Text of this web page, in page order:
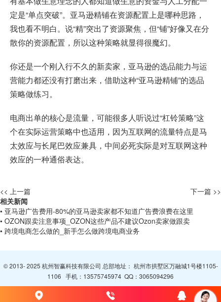
定是“单点突破”。亚马逊精铺在资源配置上是哪种思路，
我也看不明白。说“精”突出了资源聚焦，但“铺”好像又在分
散你的资源配置，所以这种策略就显得很魔幻。
你还是一个刚入行不久的新卖家，亚马逊的选品能力与运
营能力都还没有打磨出来，借助这种“亚马逊精铺”的选品
策略做练习。
电商出单的核心是流量，可能很多人听说过“杠铃策略”这
个在实际运营策略中也适用，因为互联网的流量特点是马
太效应与长尾巴效应兼具，中间必死实际是对互联网这种
效应的一种通俗表达。
<< 上一篇
下一篇 >>
相关新闻
• 亚马逊广告费用-80%的亚马逊卖家都不知道广告费浪费在这里
• OZON跟卖注意事项_OZON这些产品不建议Ozon卖家做跟卖
• 跨境电商怎么做的_新手怎么做跨境电商业务
© 2013- 2025 杭州智赢科技有限公司 总部地址： 杭州市拱墅区万融城1号楼1105-
1106 手机： 13575745974 QQ： 3065094296